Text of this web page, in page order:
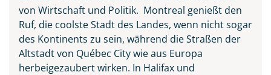
von Wirtschaft und Politik. Montreal genießt den
Ruf, die coolste Stadt des Landes, wenn nicht sogar
des Kontinents zu sein, während die Straßen der
Altstadt von Québec City wie aus Europa
herbeigezaubert wirken. In Halifax und